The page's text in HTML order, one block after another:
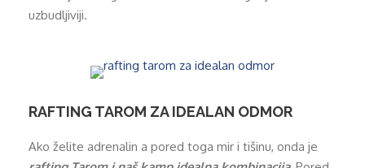
uzbudljiviji.
RAFTING TAROM ZA IDEALAN ODMOR
Ako želite adrenalin a pored toga mir i tišinu, onda je